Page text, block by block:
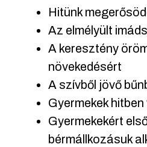
Hitünk
Az elmélyült
A keresztény
növekedésért
A szívből jövő
Gyermekek
Gyermekekért
bérmállkozásuk